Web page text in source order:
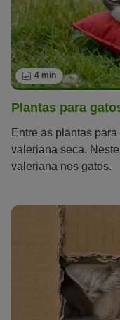
4 min
Plantas para
Entre as plantas
valeriana seca.
valeriana nos gatos.